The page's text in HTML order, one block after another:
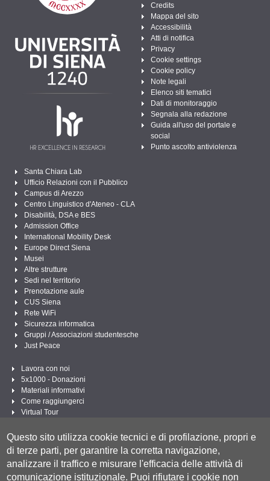
Credits
Mappa del sito
Accessibilità
Atti di notifica
Privacy
Cookie settings
Cookie policy
Note legali
Elenco siti tematici
Dati di monitoraggio
Segnala alla redazione
Guida all'uso del portale e
social
Punto ascolto antiviolenza
Santa Chiara Lab
Ufficio Relazioni con il Pubblico
Campus di Arezzo
Centro Linguistico d'Ateneo - CLA
Disabilità, DSA e BES
Admission Office
International Mobility Desk
Europe Direct Siena
Musei
Altre strutture
Sedi nel territorio
Prenotazione aule
CUS Siena
Rete WiFi
Sicurezza informatica
Gruppi / Associazioni studentesche
Just Peace
Lavora con noi
5x1000 - Donazioni
Materiali informativi
Come raggiungerci
Virtual Tour
Segui UNISI
Questo sito utilizza cookie tecnici e di profilazione, propri e
di terze parti, per garantire la corretta navigazione,
analizzare il traffico e misurare l'efficacia delle attività di
comunicazione istituzionale. Puoi rifiutare i cookie non